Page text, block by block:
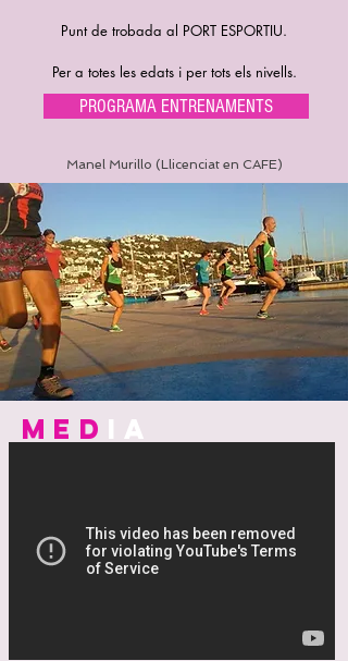
Punt de trobada al PORT ESPORTIU.
Per a totes les edats i per tots els nivells.
PROGRAMA ENTRENAMENTS
Manel Murillo (Llicenciat en CAFE)
med ia